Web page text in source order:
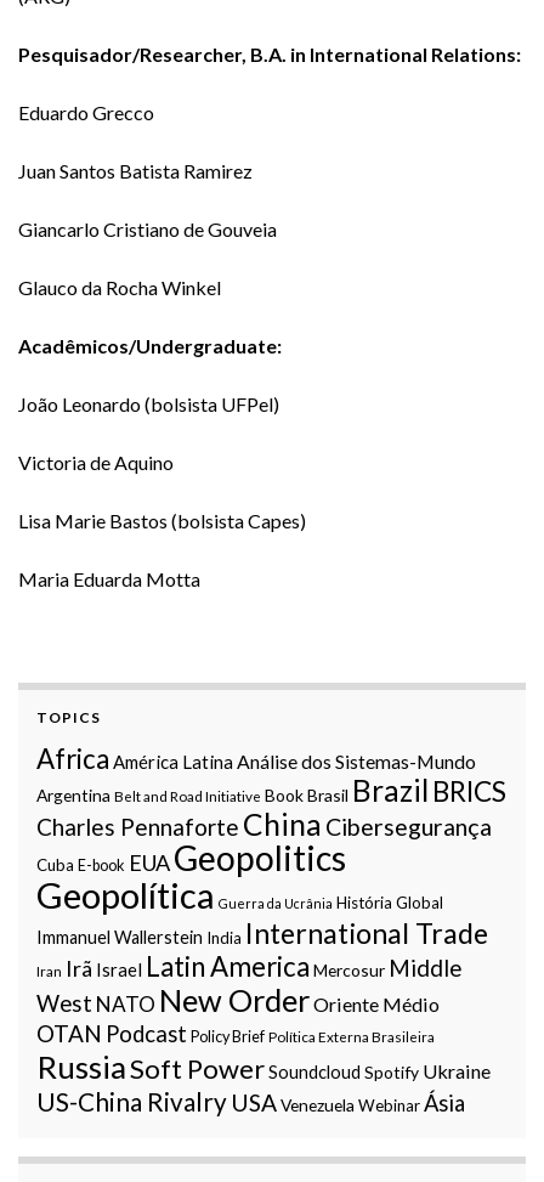
Pesquisador/Researcher, B.A. in International Relations:
Eduardo Grecco
Juan Santos Batista Ramirez
Giancarlo Cristiano de Gouveia
Glauco da Rocha Winkel
Acadêmicos/Undergraduate:
João Leonardo (bolsista UFPel)
Victoria de Aquino
Lisa Marie Bastos (bolsista Capes)
Maria Eduarda Motta
TOPICS
Africa América LatinaAnálise dos Sistemas-Mundo
Argentina Belt and Road Initiative BookBrasil Brazil BRICS
Charles Pennaforte China Cibersegurança
Cuba E-book EUAGeopolitics
Geopolítica Guerra da Ucrânia História Global
Immanuel Wallerstein India International Trade
Iran Irã Israel Latin America Mercosur Middle
West NATO New OrderOriente Médio
OTAN Podcast Policy Brief Política Externa Brasileira
RussiaSoft PowerSoundcloud Spotify Ukraine
US-China Rivalry USAVenezuela WebinarÁsia